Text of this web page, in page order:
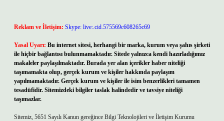
Reklam ve İletişim: Skype: live:.cid.575569c608265c69
Yasal Uyarı: Bu internet sitesi, herhangi bir marka, kurum veya şahıs şirketi
ile hiçbir bağlantısı bulunmamaktadır. Sitede yalnızca kendi hazırladığımız
makaleler paylaşılmaktadır. Burada yer alan içerikler haber niteliği
taşımamakta olup, gerçek kurum ve kişiler hakkında paylaşım
yapılmamaktadır. Gerçek kurum ve kişiler ile isim benzerlikleri tamamen
tesadüfidir. Sitemizdeki bilgiler taslak halindedir ve tavsiye niteliği
taşımazlar.
Sitemiz, 5651 Sayılı Kanun gereğince Bilgi Teknolojileri ve İletişim Kurumu